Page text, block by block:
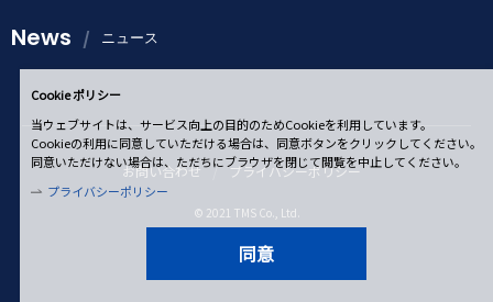
Cookie ポリシー
当ウェブサイトは、サービス向上の目的のためCookieを利用しています。
Cookieの利用に同意していただける場合は、同意ボタンをクリックしてください。
同意いただけない場合は、ただちにブラウザを閉じて閲覧を中止してください。
プライバシーポリシー
同意
News ニュース
お問い合わせ プライバシーポリシー
© 2021 TMS Co., Ltd.